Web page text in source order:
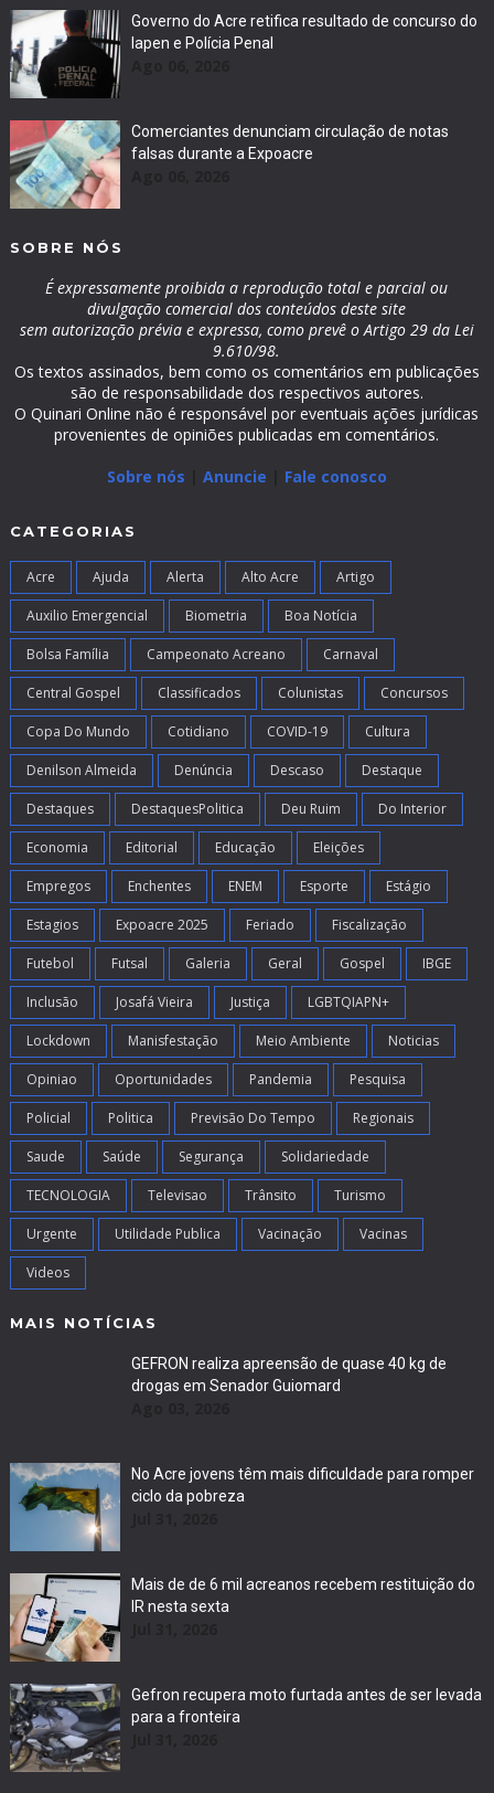
Governo do Acre retifica resultado de concurso do
Iapen e Polícia Penal
Comerciantes denunciam circulação de notas
falsas durante a Expoacre
SOBRE NÓS
É expressamente proibida a reprodução total e parcial ou
divulgação comercial dos conteúdos deste site
sem autorização prévia e expressa, como prevê o Artigo 29 da Lei
9.610/98.
Os textos assinados, bem como os comentários em publicações
são de responsabilidade dos respectivos autores.
O Quinari Online não é responsável por eventuais ações jurídicas
provenientes de opiniões publicadas em comentários.
Sobre nós
Anuncie Fale conosco
CATEGORIAS
Acre Ajuda Alerta Alto Acre Artigo
Auxilio Emergencial Biometria Boa Notícia
Bolsa Família Campeonato Acreano Carnaval
Central Gospel Classificados Colunistas Concursos
Copa Do Mundo Cotidiano COVID-19 Cultura
Denilson Almeida Denúncia Descaso Destaque
Destaques DestaquesPolitica Deu Ruim Do Interior
Economia Editorial Educação Eleições
Empregos Enchentes ENEM Esporte Estágio
Estagios Expoacre 2025 Feriado Fiscalização
Futebol Futsal Galeria Geral Gospel IBGE
Inclusão Josafá Vieira Justiça LGBTQIAPN+
Lockdown Manisfestação Meio Ambiente Noticias
Opiniao Oportunidades Pandemia Pesquisa
Policial Politica Previsão Do Tempo Regionais
Saude Saúde Segurança Solidariedade
TECNOLOGIA Televisao Trânsito Turismo
Urgente Utilidade Publica Vacinação Vacinas
Videos
MAIS NOTÍCIAS
GEFRON realiza apreensão de quase 40 kg de
drogas em Senador Guiomard
No Acre jovens têm mais dificuldade para romper
ciclo da pobreza
Mais de de 6 mil acreanos recebem restituição do
IR nesta sexta
Gefron recupera moto furtada antes de ser levada
para a fronteira